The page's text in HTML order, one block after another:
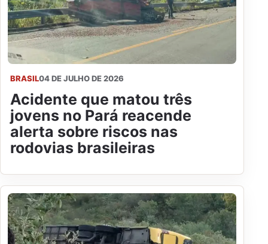
BRASIL04 DE JULHO DE 2026
Acidente que matou três
jovens no Pará reacende
alerta sobre riscos nas
rodovias brasileiras